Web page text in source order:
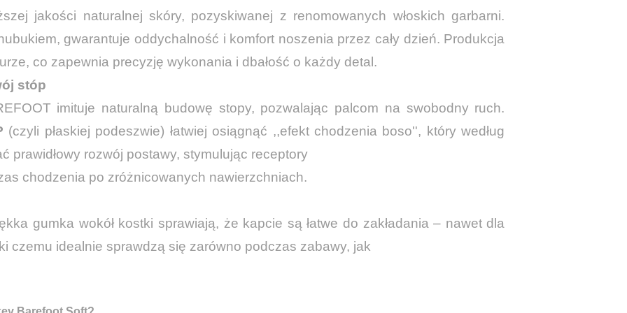
jakości naturalnej skóry, pozyskiwanej z renomowanych włoskich garbarni.
gwarantuje oddychalność i komfort noszenia przez cały dzień. Produkcja
co zapewnia precyzję wykonania i dbałość o każdy detal.
stóp
imituje naturalną budowę stopy, pozwalając palcom na swobodny ruch.
(czyli płaskiej podeszwie) łatwiej osiągnąć ,,efekt chodzenia boso'', który według
prawidłowy rozwój postawy, stymulując receptory
chodzenia po zróżnicowanych nawierzchniach.
gumka wokół kostki sprawiają, że kapcie są łatwe do zakładania – nawet dla
czemu idealnie sprawdzą się zarówno podczas zabawy, jak